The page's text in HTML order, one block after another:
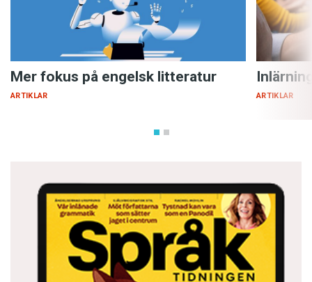
Mer fokus på engelsk litteratur
ARTIKLAR ARTIKLAR